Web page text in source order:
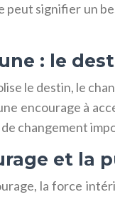
peut signifier un
: le
le destin, le
encourage à
changement
et la
la force